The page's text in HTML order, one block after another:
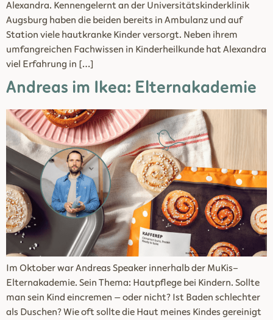
Alexandra. Kennengelernt an der Universitätskinderklinik
Augsburg haben die beiden bereits in Ambulanz und auf
Station viele hautkranke Kinder versorgt. Neben ihrem
umfangreichen Fachwissen in Kinderheilkunde hat Alexandra
viel Erfahrung in […]
Andreas im Ikea: Elternakademie
Im Oktober war Andreas Speaker innerhalb der MuKis-
Elternakademie. Sein Thema: Hautpflege bei Kindern. Sollte
man sein Kind eincremen – oder nicht? Ist Baden schlechter
als Duschen? Wie oft sollte die Haut meines Kindes gereinigt